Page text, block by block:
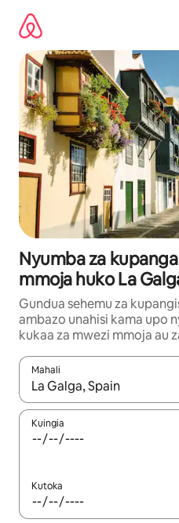
kwenda
kwenye
maudhui
Nyumba za
mmoja huko La
Gundua sehemu za
ambazo unahisi kama upo
kukaa za mwezi mmoja au
Mahali
Wakati matokeo
Kuingia
Kutoka